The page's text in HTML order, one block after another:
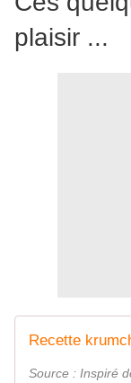
plaisir ...
Source : Inspiré